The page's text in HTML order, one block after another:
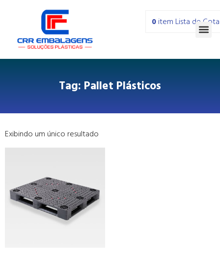
0item Lista de
Tag: Pallet Plásticos
Exibindo um único resultado